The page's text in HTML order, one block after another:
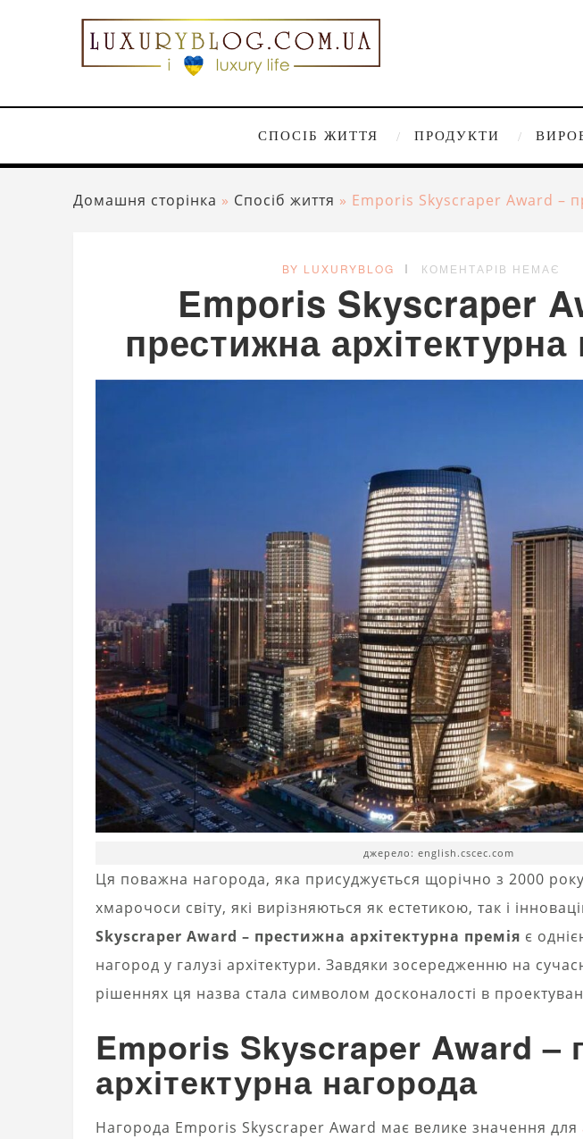
СПОСІБ ЖИТТЯ ПРОДУКТИ
Домашня сторінка » Спосіб життя » Emporis Skyscraper Award –
BY LUXURYBLOG КОМЕНТАРІВ НЕМАЄ
Emporis Skyscraper
престижна
джерело: english.cscec.com
Ця поважна нагорода, яка присуджується щорічно з 2000
хмарочоси світу, які вирізняються як естетикою, так і
Skyscraper Award – престижна архітектурна премія є
нагород у галузі архітектури. Завдяки зосередженню на
рішеннях ця назва стала символом досконалості в
Emporis Skyscraper Award –
архітектурна нагорода
Нагорода Emporis Skyscraper Award має велике значення для